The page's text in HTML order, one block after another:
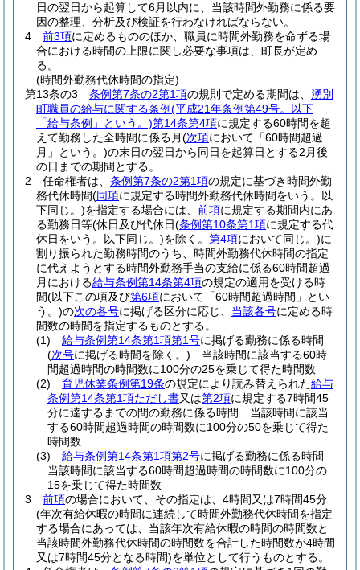
日の翌日から起算して6月以内に、当該時間外勤務に係る要
因の整理、分析及び検証を行わなければならない。
4
前3項に定めるもののほか、職員に時間外勤務を命ずる場
合における時間の上限に関し必要な事項は、町長が定め
る。
(時間外勤務代休時間の指定)
第13条の3
条例第7条の2第1項の規則で定める期間は、 湧別
町職員の給与に関する条例(平成21年条例第49号。以下
「給与条例」という。)第14条第4項に規定する60時間を超
えて勤務した全時間に係る月(次項において「60時間超過
月」という。)の末日の翌日から同日を起算日とする2月後
の日までの期間とする。
2
任命権者は、 条例第7条の2第1項の規定に基づき時間外勤
務代休時間(同項に規定する時間外勤務代休時間をいう。以
下同じ。)を指定する場合には、 前項に規定する期間内にあ
る勤務日等(休日及び代休日(条例第10条第1項に規定する代
休日をいう。以下同じ。)を除く。 第4項において同じ。)に
割り振られた勤務時間のうち、時間外勤務代休時間の指定
に代えようとする時間外勤務手当の支給に係る60時間超過
月における給与条例第14条第4項の規定の適用を受ける時
間(以下この項及び第6項において「60時間超過時間」とい
う。)の次の各号に掲げる区分に応じ、 当該各号に定める時
間数の時間を指定するものとする。
(1)
給与条例第14条第1項第1号に掲げる勤務に係る時間
(次号に掲げる時間を除く。) 当該時間に該当する60時
間超過時間の時間数に100分の25を乗じて得た時間数
(2)
育児休業条例第19条の規定により読み替えられた給与
条例第14条第1項ただし書又は第2項に規定する7時間45
分に達するまでの間の勤務に係る時間 当該時間に該当
する60時間超過時間の時間数に100分の50を乗じて得た
時間数
(3)
給与条例第14条第1項第2号に掲げる勤務に係る時間
当該時間に該当する60時間超過時間の時間数に100分の
15を乗じて得た時間数
3
前項の場合において、その指定は、4時間又は7時間45分
(年次有給休暇の時間に連続して時間外勤務代休時間を指定
する場合にあっては、当該年次有給休暇の時間の時間数と
当該時間外勤務代休時間の時間数を合計した時間数が4時間
又は7時間45分となる時間)を単位として行うものとする。